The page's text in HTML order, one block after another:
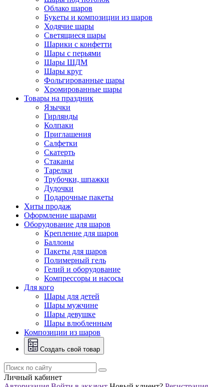
Облако шаров
Букеты и композиции из шаров
Ходячие шары
Светящиеся шары
Шарики с конфетти
Шары с перьями
Шары ШДМ
Шары круг
Фольгированные шары
Хромированные шары
Товары на праздник
Язычки
Гирлянды
Колпаки
Приглашения
Салфетки
Скатерть
Стаканы
Тарелки
Трубочки, шпажки
Дудочки
Подарочные пакеты
Хиты продаж
Оформление шарами
Оборудование для шаров
Крепление для шаров
Баллоны
Пакеты для шаров
Полимерный гель
Гелий и оборудование
Компрессоры и насосы
Для кого
Шары для детей
Шары мужчине
Шары девушке
Шары влюбленным
Композиции из шаров
Создать свой товар
Личный кабинет